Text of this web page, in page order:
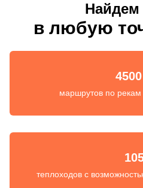
Найдем
в любую
маршрутов по
теплоходов с